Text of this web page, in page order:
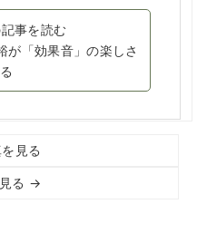
事を読む
が「効果音」の楽しさ
見る
る →